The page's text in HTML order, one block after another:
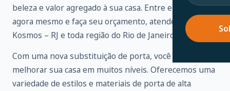
beleza e valor agregado à sua casa. Entre em contato
agora mesmo e faça seu orçamento, atendemos na Vila
Kosmos – RJ e toda região do Rio de Janeiro.
Com uma nova substituição de porta, você pode
melhorar sua casa em muitos níveis. Oferecemos uma
variedade de estilos e materiais de porta de alta